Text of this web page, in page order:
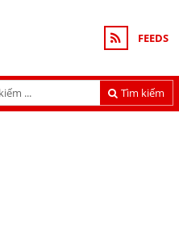
FEEDS
Tìm kiếm